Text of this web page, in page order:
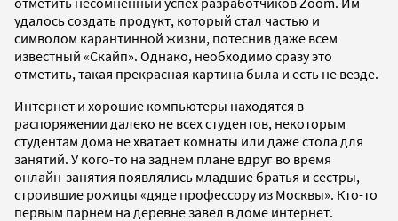
удалось создать продукт, который стал частью и
символом карантинной жизни, потеснив даже всем
известный «Скайп». Однако, необходимо сразу это
отметить, такая прекрасная картина была и есть не везде.
Интернет и хорошие компьютеры находятся в
распоряжении далеко не всех студентов, некоторым
студентам дома не хватает комнаты или даже стола для
занятий. У кого-то на заднем плане вдруг во время
онлайн-занятия появлялись младшие братья и сестры,
строившие рожицы «дяде профессору из Москвы». Кто-то
первым парнем на деревне завел в доме интернет.